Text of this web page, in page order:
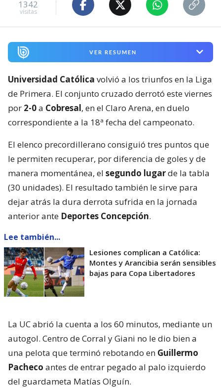
1342
visitas
VER RESUMEN
Universidad Católica volvió a los triunfos en la Liga
de Primera. El conjunto cruzado derrotó este viernes
por 2-0a Cobresal, en el Claro Arena, en duelo
correspondiente a la 18ª fecha del campeonato.
El elenco precordillerano consiguió tres puntos que
le permiten recuperar, por diferencia de goles y de
manera momentánea, el segundo lugarde la tabla
(30 unidades). El resultado también le sirve para
dejar atrás la dura derrota sufrida en la jornada
anterior ante Deportes Concepción.
Lee también...
Lesiones complican a Católica:
Montes y Arancibia serán sensibles
bajas para Copa Libertadores
La UC abrió la cuenta a los 60 minutos, mediante un
autogol. Centro de Corral y Giani no le dio bien a
una pelota que terminó rebotando en Guillermo
Pacheco antes de entrar pegado al palo izquierdo
del guardameta Matías Olguín.